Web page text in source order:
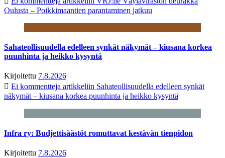
Oulusta – Poikkimaantien parantaminen jatkuu
Sahateollisuudella edelleen synkät näkymät – kiusana korkea
puunhinta ja heikko kysyntä
Kirjoitettu 7.8.2026
Ei kommentteja artikkeliin Sahateollisuudella edelleen synkät
näkymät – kiusana korkea puunhinta ja heikko kysyntä
Infra ry: Budjettisäästöt romuttavat kestävän tienpidon
Kirjoitettu 7.8.2026